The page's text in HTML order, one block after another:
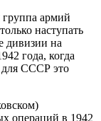
армий
наступать
дивизии на
года, когда
для СССР это
операций в 1942